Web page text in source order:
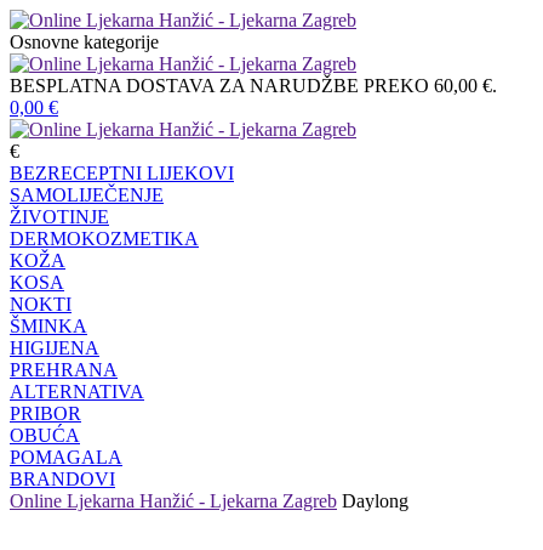
Osnovne kategorije
BESPLATNA DOSTAVA ZA NARUDŽBE PREKO 60,00 €.
0,00 €
€
BEZRECEPTNI LIJEKOVI
SAMOLIJEČENJE
ŽIVOTINJE
DERMOKOZMETIKA
KOŽA
KOSA
NOKTI
ŠMINKA
HIGIJENA
PREHRANA
ALTERNATIVA
PRIBOR
OBUĆA
POMAGALA
BRANDOVI
Online Ljekarna Hanžić - Ljekarna Zagreb Daylong